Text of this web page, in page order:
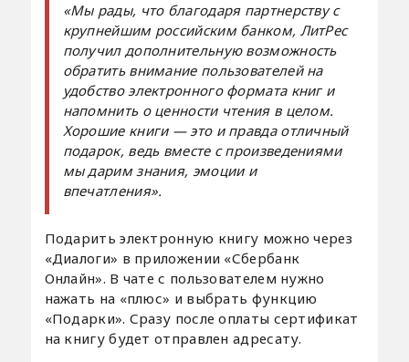
«Мы рады, что благодаря партнерству с
крупнейшим российским банком, ЛитРес
получил дополнительную возможность
обратить внимание пользователей на
удобство электронного формата книг и
напомнить о ценности чтения в целом.
Хорошие книги — это и правда отличный
подарок, ведь вместе с произведениями
мы дарим знания, эмоции и
впечатления».
Подарить электронную книгу можно через
«Диалоги» в приложении «Сбербанк
Онлайн». В чате с пользователем нужно
нажать на «плюс» и выбрать функцию
«Подарки». Сразу после оплаты сертификат
на книгу будет отправлен адресату.